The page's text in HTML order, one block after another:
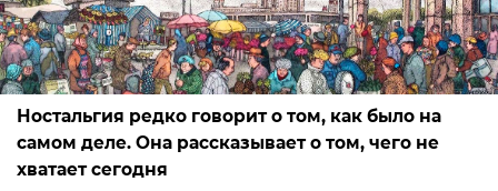
Ностальгия редко говорит о том, как было на
самом деле. Она рассказывает о том, чего не
хватает сегодня